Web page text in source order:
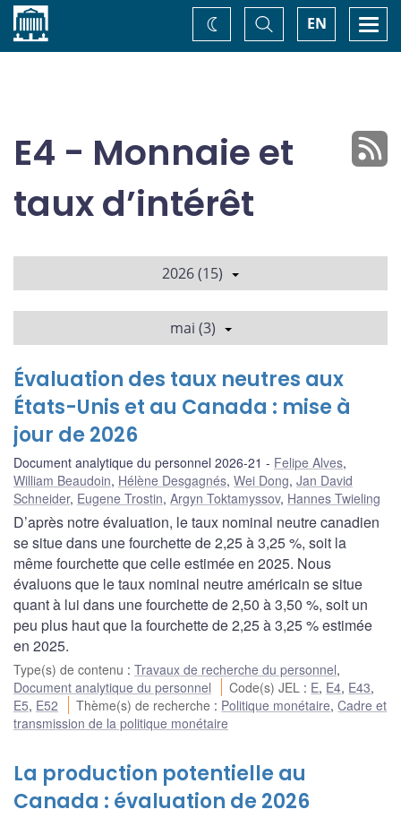
Accueil EN
Basculer
la
recherche
Changez
de
E4 - Monnaie et
taux d’intérêt
2026 (15)
mai (3)
Évaluation des taux neutres aux
États-Unis et au Canada : mise à
jour de 2026
Document analytique du personnel 2026-21 Felipe Alves,
William Beaudoin, Hélène Desgagnés, Wei Dong, Jan David
Schneider, Eugene Trostin, Argyn Toktamyssov, Hannes Twieling
D’après notre évaluation, le taux nominal neutre canadien
se situe dans une fourchette de 2,25 à 3,25 %, soit la
même fourchette que celle estimée en 2025. Nous
évaluons que le taux nominal neutre américain se situe
quant à lui dans une fourchette de 2,50 à 3,50 %, soit un
peu plus haut que la fourchette de 2,25 à 3,25 % estimée
en 2025.
Type(s) de contenu : Travaux de recherche du personnel,
Document analytique du personnel
Code(s) JEL : E, E4, E43,
E5, E52 Thème(s) de recherche : Politique monétaire,Cadre et
transmission de la politique monétaire
La production potentielle au
Canada : évaluation de 2026